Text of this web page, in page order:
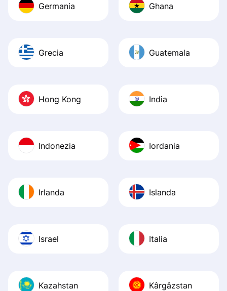
Germania Ghana
Grecia Guatemala
Hong Kong India
Indonezia Iordania
Irlanda Islanda
Israel Italia
Kazahstan Kârgâzstan